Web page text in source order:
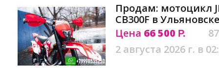
Продам: мотоцикл
CB300F в Ульяновске
Цена 66 500 Р.
2 августа 2026 г. в